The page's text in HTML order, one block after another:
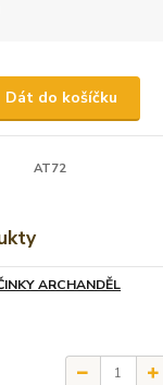
Dát do košíčku
AT72
ARCHANDĚL